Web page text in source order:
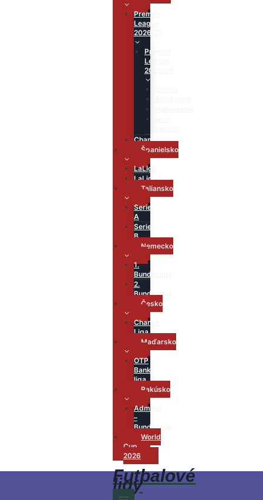
Premier
League
2026/27
Premier
League
2025/26
Championship
Španielsko
LaLiga
LaLiga2
Taliansko
Serie
A
Serie
B
Nemecko
1.
Bundesliga
2.
Bundesliga
Česko
Chance
Liga
Maďarsko
OTP
Bank
liga
Rakúsko
Admiral
–
Bundesliga
World
Cup
2026
Futbalové
ligy